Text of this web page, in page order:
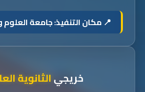
📍 مكان التنفيذ: جامعة العلوم
خريجيالثانوية